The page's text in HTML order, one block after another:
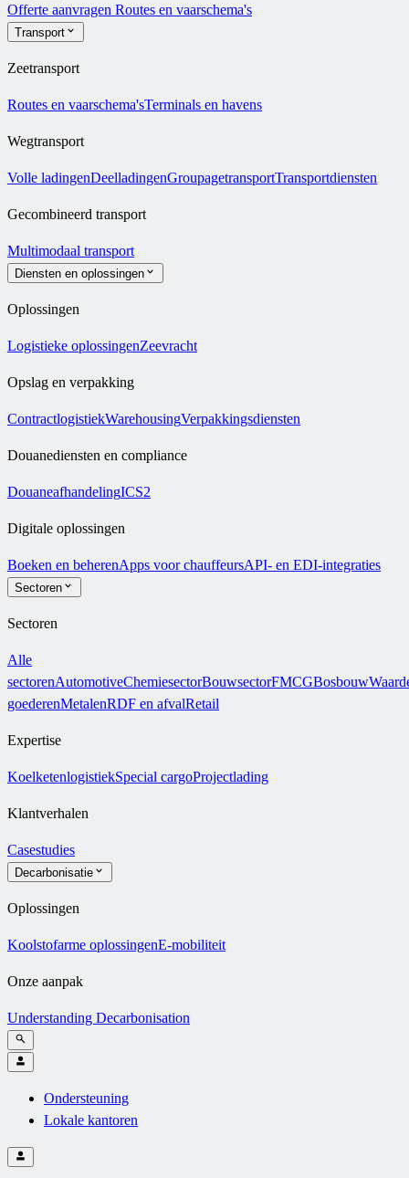
Offerte aanvragen Routes en vaarschema's
Transport
Zeetransport
Routes en vaarschema'sTerminals en havens
Wegtransport
Volle ladingenDeelladingenGroupagetransportTransportdiensten
Gecombineerd transport
Multimodaal transport
Diensten en oplossingen
Oplossingen
Logistieke oplossingenZeevracht
Opslag en verpakking
ContractlogistiekWarehousingVerpakkingsdiensten
Douanediensten en compliance
DouaneafhandelingICS2
Digitale oplossingen
Boeken en beherenApps voor chauffeursAPI- en EDI-integraties
Sectoren
Sectoren
Alle
sectorenAutomotiveChemiesectorBouwsectorFMCGBosbouw
goederenMetalenRDF en afvalRetail
Expertise
KoelketenlogistiekSpecial cargoProjectlading
Klantverhalen
Casestudies
Decarbonisatie
Oplossingen
Koolstofarme oplossingenE-mobiliteit
Onze aanpak
Understanding Decarbonisation
Ondersteuning
Lokale kantoren